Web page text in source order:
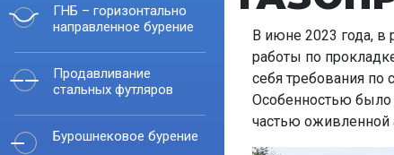
ГНБ – горизонтально
направленное бурение
Продавливание
стальных футляров
Бурошнековое бурение
В июне 2023 года,
работы по
себя требования
Особенностью было
частью оживленной